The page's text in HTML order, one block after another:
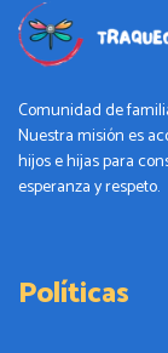
Comunidad de
Nuestra misión es
hijos e hijas para
esperanza y respeto.
Políticas